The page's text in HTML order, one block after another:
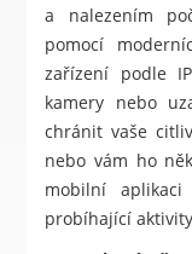
a nalezením
pomocí
zařízení podle
kamery nebo
chránit vaše
nebo vám ho
mobilní
probíhající